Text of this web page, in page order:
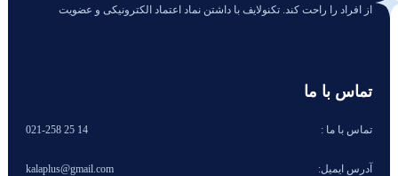
از افراد را راحت کند. تکنولایف با داشتن نماد اعتماد الکترونیکی و عضویت
تماس با ما
تماس با ما : 14 25 021-258
آدرس ایمیل: kalaplus@gmail.com